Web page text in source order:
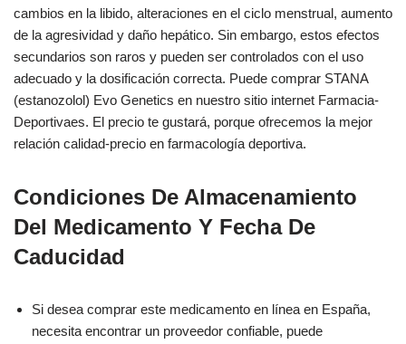
cambios en la libido, alteraciones en el ciclo menstrual, aumento
de la agresividad y daño hepático. Sin embargo, estos efectos
secundarios son raros y pueden ser controlados con el uso
adecuado y la dosificación correcta. Puede comprar STANA
(estanozolol) Evo Genetics en nuestro sitio internet Farmacia-
Deportivaes. El precio te gustará, porque ofrecemos la mejor
relación calidad-precio en farmacología deportiva.
Condiciones De Almacenamiento
Del Medicamento Y Fecha De
Caducidad
Si desea comprar este medicamento en línea en España,
necesita encontrar un proveedor confiable, puede